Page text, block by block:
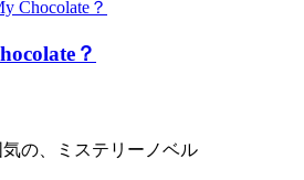
？
の、ミステリーノベル